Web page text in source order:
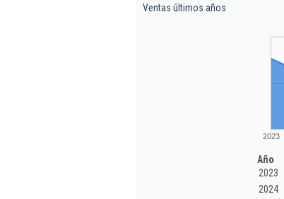
Ventas últimos años
2023
Año
2023
2024